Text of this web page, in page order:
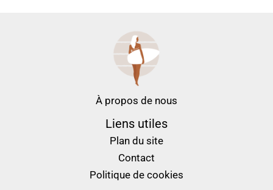
À propos de nous
Liens utiles
Plan du site
Contact
Politique de cookies